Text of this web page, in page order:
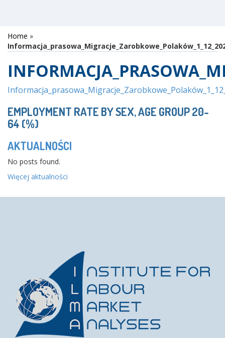
Home »
EMPLOYMENT RATE BY SEX, AGE GROUP 20-
64 (%)
AKTUALNOŚCI
No posts found.
Więcej aktualności